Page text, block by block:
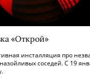
«Открой»
инсталляция про
соседей. С 19